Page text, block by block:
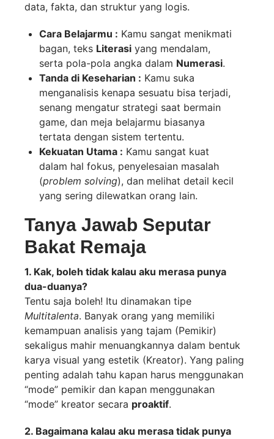
data, fakta, dan struktur yang logis.
Cara Belajarmu : Kamu sangat menikmati
bagan, teks Literasi yang mendalam,
serta pola-pola angka dalam Numerasi.
Tanda di Keseharian : Kamu suka
menganalisis kenapa sesuatu bisa terjadi,
senang mengatur strategi saat bermain
game, dan meja belajarmu biasanya
tertata dengan sistem tertentu.
Kekuatan Utama : Kamu sangat kuat
dalam hal fokus, penyelesaian masalah
(problem solving), dan melihat detail kecil
yang sering dilewatkan orang lain.
Tanya Jawab Seputar
Bakat Remaja
1. Kak, boleh tidak kalau aku merasa punya
dua-duanya?
Tentu saja boleh! Itu dinamakan tipe
Multitalenta. Banyak orang yang memiliki
kemampuan analisis yang tajam (Pemikir)
sekaligus mahir menuangkannya dalam bentuk
karya visual yang estetik (Kreator). Yang paling
penting adalah tahu kapan harus menggunakan
“mode” pemikir dan kapan menggunakan
“mode” kreator secara proaktif.
2. Bagaimana kalau aku merasa tidak punya